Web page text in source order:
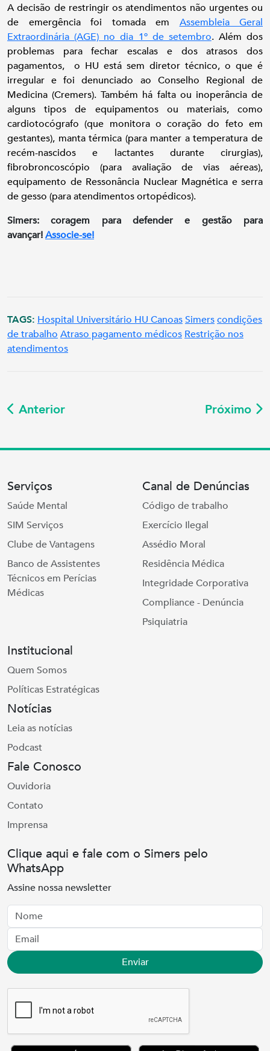
A decisão de restringir os atendimentos não urgentes ou
de emergência foi tomada em Assembleia Geral
Extraordinária (AGE) no dia 1º de setembro. Além dos
problemas para fechar escalas e dos atrasos dos
pagamentos, o HU está sem diretor técnico, o que é
irregular e foi denunciado ao Conselho Regional de
Medicina (Cremers). Também há falta ou inoperância de
alguns tipos de equipamentos ou materiais, como
cardiotocógrafo (que monitora o coração do feto em
gestantes), manta térmica (para manter a temperatura de
recém-nascidos e lactantes durante cirurgias),
fibrobroncoscópio (para avaliação de vias aéreas),
equipamento de Ressonância Nuclear Magnética e serra
de gesso (para atendimentos ortopédicos).
Simers: coragem para defender e gestão para
avançar!Associe-se!
TAGS: Hospital Universitário HU CanoasSimerscondições
de trabalho Atraso pagamento médicos Restrição nos
atendimentos
Anterior Próximo
Serviços
Saúde Mental
SIM Serviços
Clube de Vantagens
Banco de Assistentes
Técnicos em Perícias
Médicas
Canal de Denúncias
Código de trabalho
Exercício Ilegal
Assédio Moral
Residência Médica
Integridade Corporativa
Compliance - Denúncia
Psiquiatria
Institucional
Quem Somos
Políticas Estratégicas
Notícias
Leia as notícias
Podcast
Fale Conosco
Ouvidoria
Contato
Imprensa
Clique aqui e fale com o Simers pelo
WhatsApp
Assine nossa newsletter
Nome
Email
Enviar